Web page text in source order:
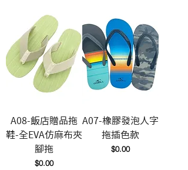
A08-飯店贈品拖
鞋-全EVA仿麻布夾
腳拖
價格
$0.00
A07-橡膠發泡人字
拖插色款
價格
$0.00